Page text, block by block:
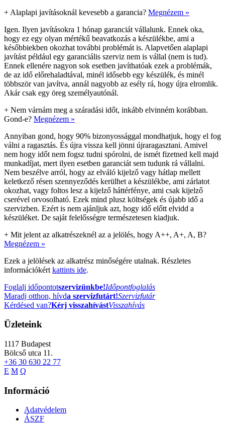
+ Alaplapi javításoknál kevesebb a garancia? Megnézem »
Igen. Ilyen javításokra 1 hónap garanciát vállalunk. Ennek oka,
hogy ez egy olyan mértékű beavatkozás a készülékbe, ami a
későbbiekben okozhat további problémát is. Alapvetően alaplapi
javítást például egy garanciális szerviz nem is vállal (nem is tud).
Ennek ellenére nagyon sok esetben javíthatóak ezek a problémák,
de az idő előrehaladtával, minél idősebb egy készülék, és minél
többször van javítva, annál nagyobb az esély rá, hogy újra elromlik.
Akár csak egy öreg személyautónál.
+ Nem várnám meg a száradási időt, inkább elvinném korábban.
Gond-e? Megnézem »
Annyiban gond, hogy 90% bizonyossággal mondhatjuk, hogy el fog
válni a ragasztás. És újra vissza kell jönni újraragasztani. Amivel
nem hogy időt nem fogsz tudni spórolni, de ismét fizetned kell majd
munkadíjat, mert ilyen esetben garanciát sem tudunk rá vállalni.
Nem beszélve arról, hogy az elváló kijelző vagy hátlap mellett
keletkező résen szennyeződés kerülhet a készülékbe, ami zárlatot
okozhat, vagy foltos lesz a kijelző háttérfénye, ami csak kijelző
cserével orvosolható. Ezek mind plusz költségek és újabb idő a
szervizben. Ezért is nem ajánljuk azt, hogy idő előtt elvidd a
készüléket. De saját felelősségre természetesen kiadjuk.
+ Mit jelent az alkatrészeknél az a jelölés, hogy A++, A+, A, B?
Megnézem »
Ezek a jelölések az alkatrész minőségére utalnak. Részletes
információkért kattints ide.
Foglalj időpontotszervizünkbe!Időpontfoglalás
Maradj otthon, hívda szervizfutárt!Szervizfutár
Kérdésed van?Kérj visszahívástVisszahívás
Üzleteink
1117 Budapest
Bölcső utca 11.
+36 30 630 22 77
E M Q
Információ
Adatvédelem
ÁSZF